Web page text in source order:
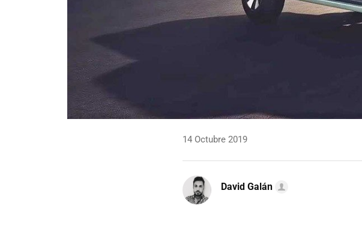
14 Octubre 2019
David Galán